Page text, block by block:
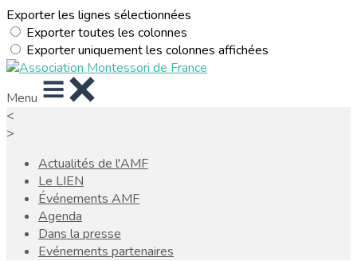
Exporter les lignes sélectionnées
Exporter toutes les colonnes
Exporter uniquement les colonnes affichées
Menu
<
>
Actualités de l'AMF
Le LIEN
Événements AMF
Agenda
Dans la presse
Evénements partenaires